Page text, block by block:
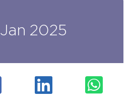
Jan 2025